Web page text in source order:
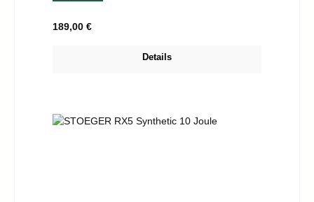
Regulärer Preis:
189,00 €
Details